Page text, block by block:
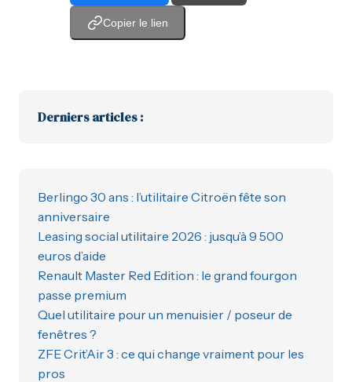
Copier le lien
Derniers articles :
Berlingo 30 ans : l’utilitaire Citroën fête son
anniversaire
Leasing social utilitaire 2026 : jusqu’à 9 500
euros d’aide
Renault Master Red Edition : le grand fourgon
passe premium
Quel utilitaire pour un menuisier / poseur de
fenêtres ?
ZFE Crit’Air 3 : ce qui change vraiment pour les
pros